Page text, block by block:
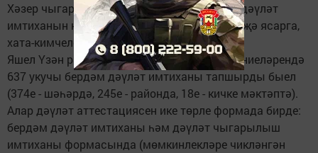
Хәзер чыгарылыш укучыларының бердәм дәүләт
имтиханын ни дәрәҗәдә тапшыруына нәтиҗә ясарга,
хата-кимчелекләрне барларга гына кала.
Яшел Үзән районының белем бирү учреждениеләрендә
637 укучы бердәм дәүләт имтиханы тапшырды быел
(374е - шәһәрдә, 245е - районда, 18е - кичке мәктәптә).
Алар дәүләт аттестациясен ике төрле формада бирде:
бердәм дәүләт имтиханы һәм дәүләт чыгарылыш
имтиханы формасында (мөмкинлекләре чикләнгән